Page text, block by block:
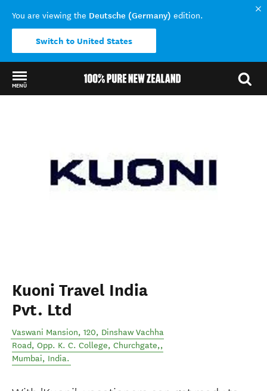
You are viewing the Deutsche (Germany) edition.
Switch to United States
MENÜ
Kuoni Travel India
Pvt. Ltd
Vaswani Mansion, 120, Dinshaw Vachha
Road, Opp. K. C. College, Churchgate,,
Mumbai, India.